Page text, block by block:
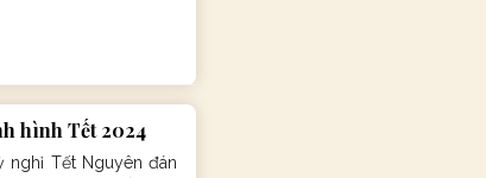
hình Tết 2024
nghỉ Tết Nguyên đán